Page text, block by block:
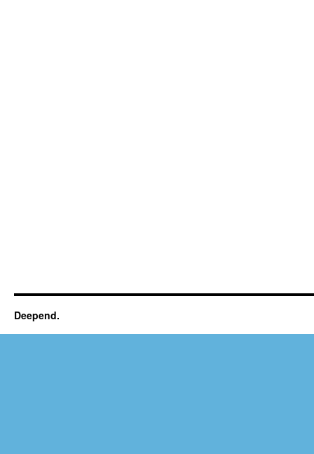
Deepend.